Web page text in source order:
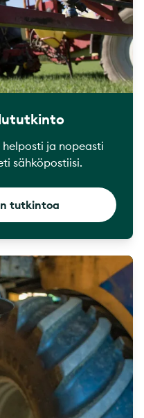
ja nopeasti
sähköpostiisi.
tutkintoa